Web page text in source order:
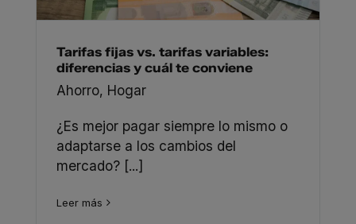
Tarifas fijas vs. tarifas variables:
diferencias y cuál te conviene
Ahorro, Hogar
¿Es mejor pagar siempre lo mismo o
adaptarse a los cambios del
mercado? [...]
Leer más